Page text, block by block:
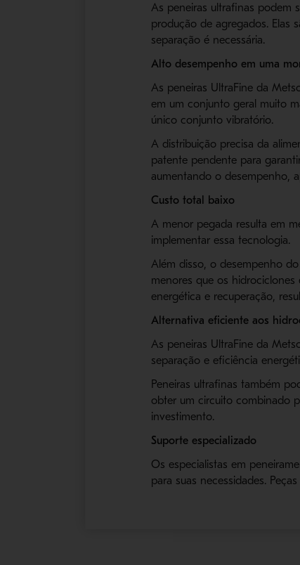
As peneiras ultrafinas podem
produção de agregados. Elas
separação é necessária.
Alto desempenho em uma
As peneiras UltraFine da
em um conjunto geral muito
único conjunto vibratório.
A distribuição precisa da
patente pendente para
aumentando o desempenho,
Custo total baixo
A menor pegada resulta em
implementar essa tecnologia.
Além disso, o desempenho
menores que os
energética e recuperação,
Alternativa eficiente aos
As peneiras UltraFine da
separação e eficiência
Peneiras ultrafinas também
obter um circuito combinado
investimento.
Suporte especializado
Os especialistas em
para suas necessidades.